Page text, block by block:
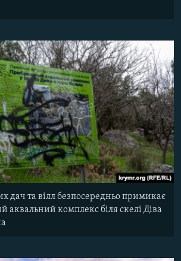
дач та вілл безпосередньо примикає
аквальний комплекс біля скелі Діва